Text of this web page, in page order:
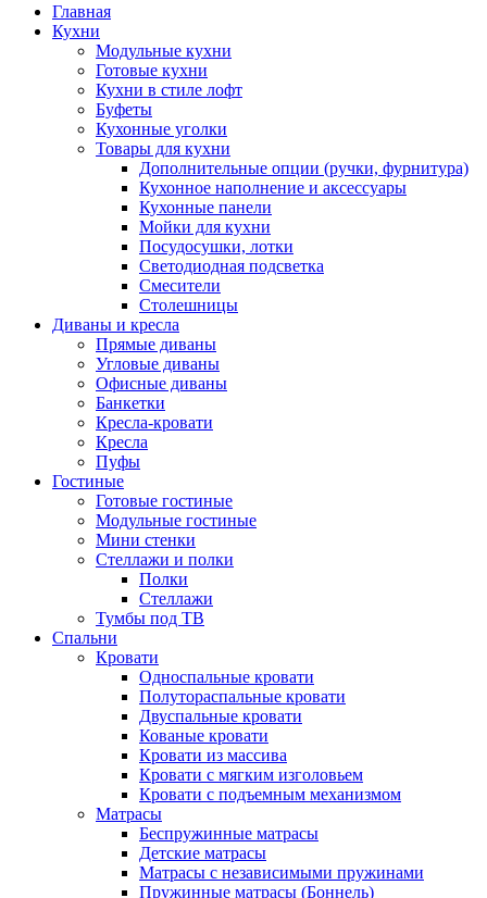
Главная
Кухни
Модульные кухни
Готовые кухни
Кухни в стиле лофт
Буфеты
Кухонные уголки
Товары для кухни
Дополнительные опции (ручки, фурнитура)
Кухонное наполнение и аксессуары
Кухонные панели
Мойки для кухни
Посудосушки, лотки
Светодиодная подсветка
Смесители
Столешницы
Диваны и кресла
Прямые диваны
Угловые диваны
Офисные диваны
Банкетки
Кресла-кровати
Кресла
Пуфы
Гостиные
Готовые гостиные
Модульные гостиные
Мини стенки
Стеллажи и полки
Полки
Стеллажи
Тумбы под ТВ
Спальни
Кровати
Односпальные кровати
Полутораспальные кровати
Двуспальные кровати
Кованые кровати
Кровати из массива
Кровати с мягким изголовьем
Кровати с подъемным механизмом
Матрасы
Беспружинные матрасы
Детские матрасы
Матрасы с независимыми пружинами
Пружинные матрасы (Боннель)